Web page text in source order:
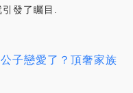
發了矚目.
子戀愛了？頂奢家族